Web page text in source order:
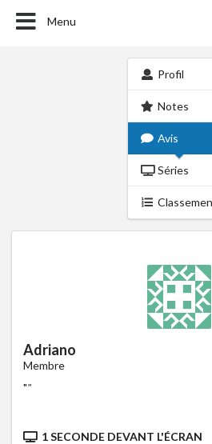
Menu
Profil
Notes
Avis
Séries
Adriano
Membre
""
1 SECONDE DEVANT L'ÉCRAN